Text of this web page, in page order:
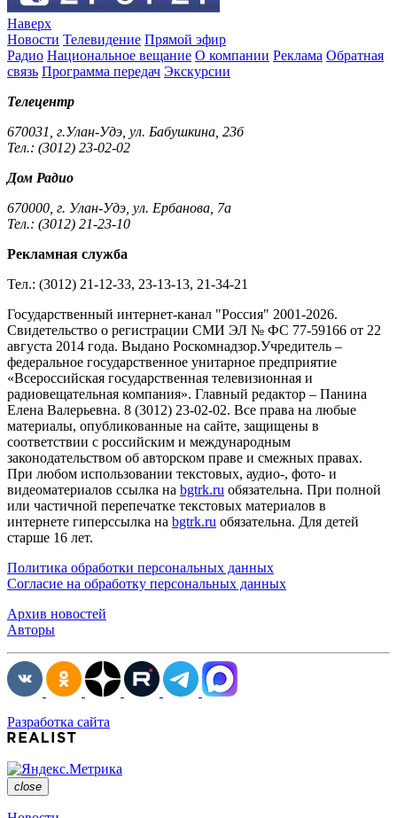
Наверх
Новости Телевидение Прямой эфир
Радио Национальное вещание О компании Реклама Обратная
связь Программа передач Экскурсии
Телецентр
670031, г.Улан-Удэ, ул. Бабушкина, 23б
Тел.: (3012) 23-02-02
Дом Радио
670000, г. Улан-Удэ, ул. Ербанова, 7а
Тел.: (3012) 21-23-10
Рекламная служба
Тел.: (3012) 21-12-33, 23-13-13, 21-34-21
Государственный интернет-канал "Россия" 2001-2026.
Cвидетельство о регистрации СМИ ЭЛ № ФС 77-59166 от 22
августа 2014 года. Выдано Роскомнадзор.Учредитель –
федеральное государственное унитарное предприятие
«Всероссийская государственная телевизионная и
радиовещательная компания». Главный редактор – Панина
Елена Валерьевна. 8 (3012) 23-02-02. Все права на любые
материалы, опубликованные на сайте, защищены в
соответствии с российским и международным
законодательством об авторском праве и смежных правах.
При любом использовании текстовых, аудио-, фото- и
видеоматериалов ссылка на bgtrk.ru обязательна. При полной
или частичной перепечатке текстовых материалов в
интернете гиперссылка на bgtrk.ru обязательна. Для детей
старше 16 лет.
Политика обработки персональных данных
Согласие на обработку персональных данных
Архив новостей
Авторы
Разработка сайта
close